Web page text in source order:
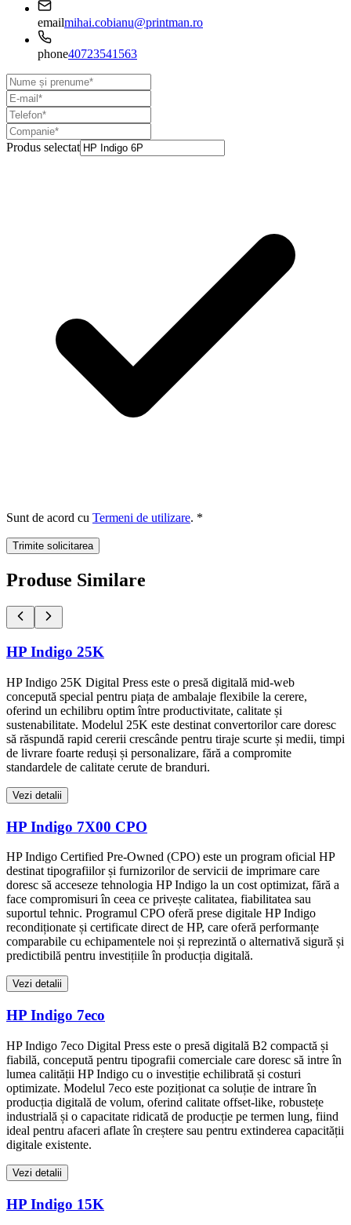
emailmihai.cobianu@printman.ro
phone40723541563
Produs selectat
Sunt de acord cu Termeni de utilizare. *
Trimite solicitarea
Produse Similare
HP Indigo 25K
HP Indigo 25K Digital Press este o presă digitală mid-web
concepută special pentru piața de ambalaje flexibile la cerere,
oferind un echilibru optim între productivitate, calitate și
sustenabilitate. Modelul 25K este destinat convertorilor care doresc
să răspundă rapid cererii crescânde pentru tiraje scurte și medii, timpi
de livrare foarte reduși și personalizare, fără a compromite
standardele de calitate cerute de branduri.
Vezi detalii
HP Indigo 7X00 CPO
HP Indigo Certified Pre-Owned (CPO) este un program oficial HP
destinat tipografiilor și furnizorilor de servicii de imprimare care
doresc să acceseze tehnologia HP Indigo la un cost optimizat, fără a
face compromisuri în ceea ce privește calitatea, fiabilitatea sau
suportul tehnic. Programul CPO oferă prese digitale HP Indigo
recondiționate și certificate direct de HP, care oferă performanțe
comparabile cu echipamentele noi și reprezintă o alternativă sigură și
predictibilă pentru investițiile în producția digitală.
Vezi detalii
HP Indigo 7eco
HP Indigo 7eco Digital Press este o presă digitală B2 compactă și
fiabilă, concepută pentru tipografii comerciale care doresc să intre în
lumea calității HP Indigo cu o investiție echilibrată și costuri
optimizate. Modelul 7eco este poziționat ca soluție de intrare în
producția digitală de volum, oferind calitate offset-like, robustețe
industrială și o capacitate ridicată de producție pe termen lung, fiind
ideal pentru afaceri aflate în creștere sau pentru extinderea capacității
digitale existente.
Vezi detalii
HP Indigo 15K